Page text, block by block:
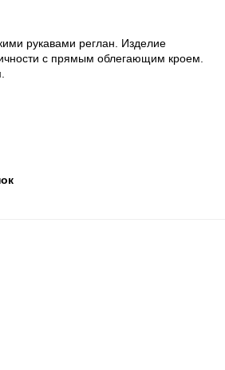
рукавами реглан. Изделие
с прямым облегающим кроем.